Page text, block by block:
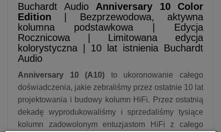
Buchardt Audio Anniversary 10 Color
Edition | Bezprzewodowa, aktywna
kolumna podstawkowa | Edycja
Rocznicowa | Limitowana edycja
kolorystyczna | 10 lat istnienia Buchardt
Audio
Anniversary 10 (A10) to ukoronowanie całego
doświadczenia, jakie zebraliśmy przez ostatnie 10 lat
projektowania i budowy kolumn HiFi. Przez ostatnią
dekadę wyprodukowaliśmy i sprzedaliśmy tysiące
kolumn zadowolonym entuzjastom HiFi z całego